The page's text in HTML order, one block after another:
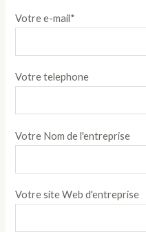
Votre e-mail*
Votre telephone
Votre Nom de l'entreprise
Votre site Web d'entreprise